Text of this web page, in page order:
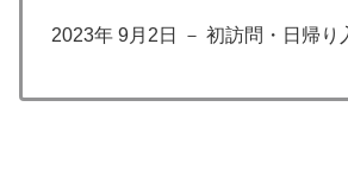
2023年 9月2日 － 初訪問・日帰り